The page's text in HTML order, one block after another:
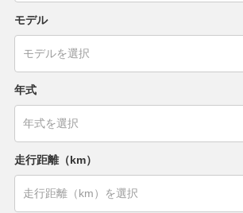
モデル
年式
走行距離（km）